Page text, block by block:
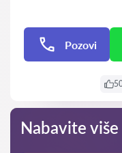
Pozovi
Nabavite